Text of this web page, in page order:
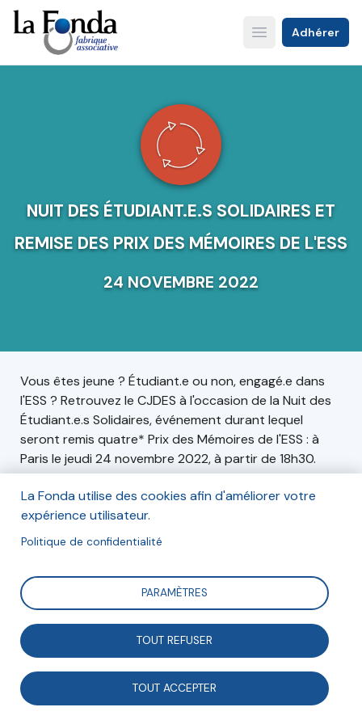
Aller
au
contenu
principal
Open main menu
Adhérer
NUIT DES ÉTUDIANT.E.S SOLIDAIRES ET
REMISE DES PRIX DES MÉMOIRES DE L'ESS
24 NOVEMBRE 2022
Vous êtes jeune ? Étudiant.e ou non, engagé.e dans
l'ESS ? Retrouvez le CJDES à l'occasion de la Nuit des
Étudiant.e.s Solidaires, événement durant lequel
seront remis quatre* Prix des Mémoires de l'ESS : à
Paris le jeudi 24 novembre 2022, à partir de 18h30.
À ESSpace, 15 rue Jean Antoine de Baïf, 75013 Paris.
Inscription
Inscription gratuite et obligatoire.
La Fonda utilise des cookies afin d'améliorer votre
expérience utilisateur.
Politique de confidentialité
PARAMÈTRES
TOUT REFUSER
TOUT ACCEPTER